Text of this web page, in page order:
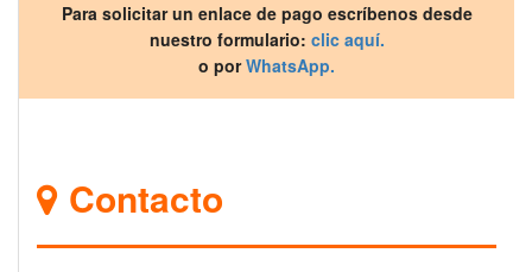
Para solicitar un enlace de pago escríbenos desde
nuestro formulario: clic aquí.
o porWhatsApp.
Contacto